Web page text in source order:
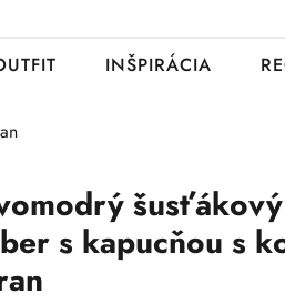
INŠPIRÁCIA
s kapucňou s